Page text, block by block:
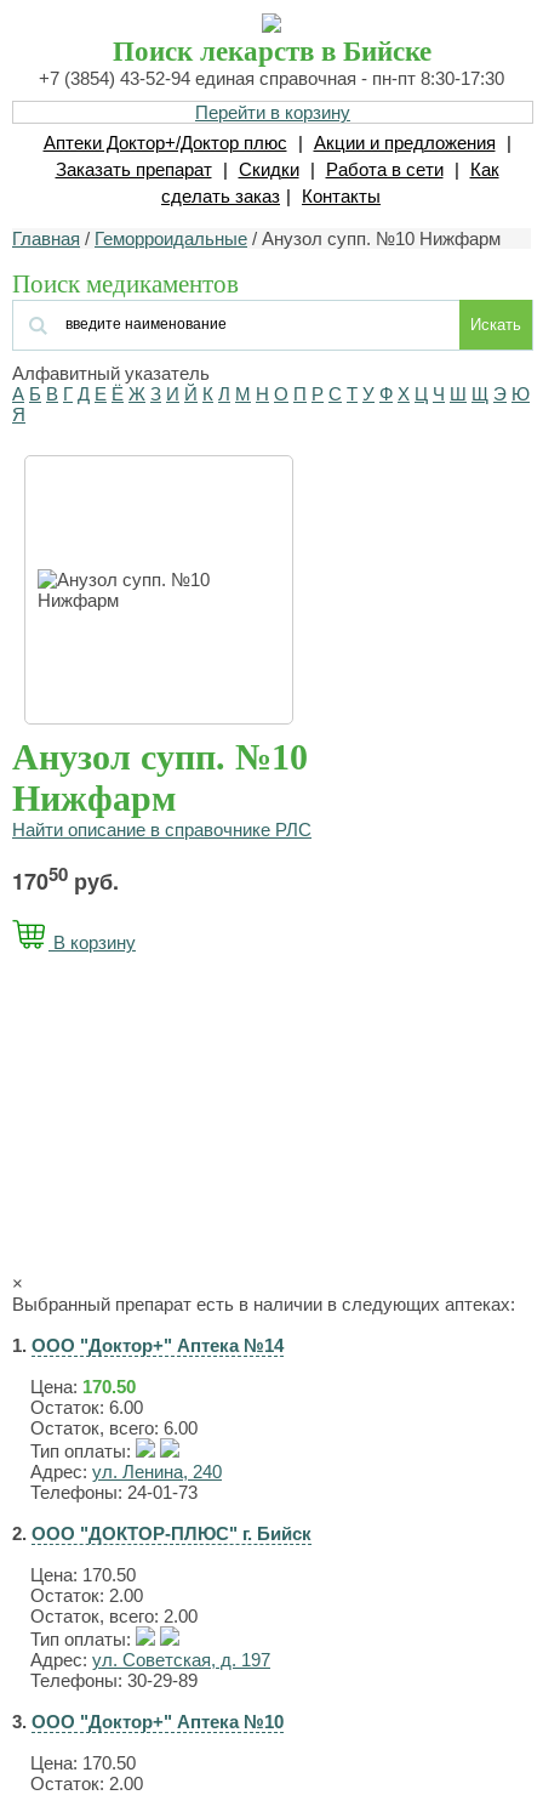
Поиск лекарств в Бийске
+7 (3854) 43-52-94 единая справочная - пн-пт 8:30-17:30
Перейти в корзину
Аптеки Доктор+/Доктор плюс
| Акции и предложения
|
Заказать препарат
| Скидки | Работа в сети |
Как
сделать заказ | Контакты
Главная / Геморроидальные / Анузол супп. №10 Нижфарм
Поиск медикаментов
Искать
Алфавитный указатель
А Б В Г Д Е Ё Ж З И Й К Л М Н О П Р С Т У Ф Х Ц Ч Ш Щ Э Ю
Я
Анузол супп. №10
Нижфарм
Найти описание в справочнике РЛС
17050 руб.
В корзину
×
Выбранный препарат есть в наличии в следующих аптеках:
1. ООО "Доктор+" Аптека №14
Цена: 170.50
Остаток: 6.00
Остаток, всего: 6.00
Тип оплаты:
Адрес: ул. Ленина, 240
Телефоны: 24-01-73
2. ООО "ДОКТОР-ПЛЮС" г. Бийск
Цена: 170.50
Остаток: 2.00
Остаток, всего: 2.00
Тип оплаты:
Адрес: ул. Советская, д. 197
Телефоны: 30-29-89
3. ООО "Доктор+" Аптека №10
Цена: 170.50
Остаток: 2.00